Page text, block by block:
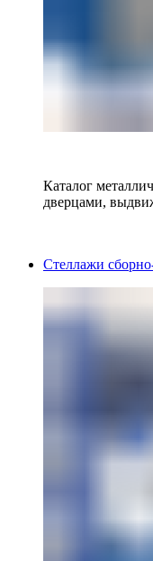
Каталог
дверцами,
Стеллажи